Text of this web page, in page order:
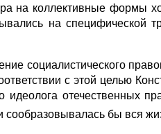
на коллективные формы
на специфической
социалистического
с этой целью
отечественных
бы вся